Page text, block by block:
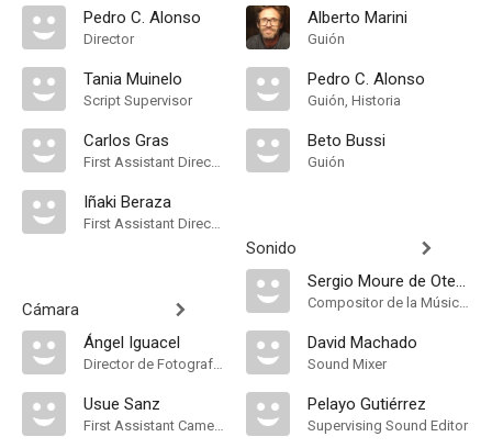
Pedro C. Alonso
Director
Tania Muinelo
Script Supervisor
Carlos Gras
First Assistant Director
Iñaki Beraza
First Assistant Director
Cámara
Ángel Iguacel
Director de Fotografía, Camera Operator
Usue Sanz
First Assistant Camera
Alberto Marini
Guión
Pedro C. Alonso
Guión, Historia
Beto Bussi
Guión
Sonido
Sergio Moure de Oteyza
Compositor de la Música Original
David Machado
Sound Mixer
Pelayo Gutiérrez
Supervising Sound Editor